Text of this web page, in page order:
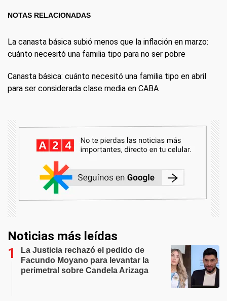
NOTAS RELACIONADAS
La canasta básica subió menos que la inflación en marzo:
cuánto necesitó una familia tipo para no ser pobre
Canasta básica: cuánto necesitó una familia tipo en abril
para ser considerada clase media en CABA
Noticias más leídas
La Justicia rechazó el pedido de
Facundo Moyano para levantar la
perimetral sobre Candela Arizaga